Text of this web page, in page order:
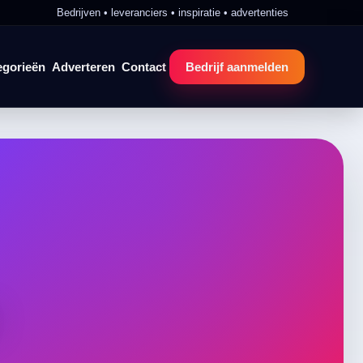
Bedrijven • leveranciers • inspiratie • advertenties
Adverteren Contact Bedrijf aanmelden